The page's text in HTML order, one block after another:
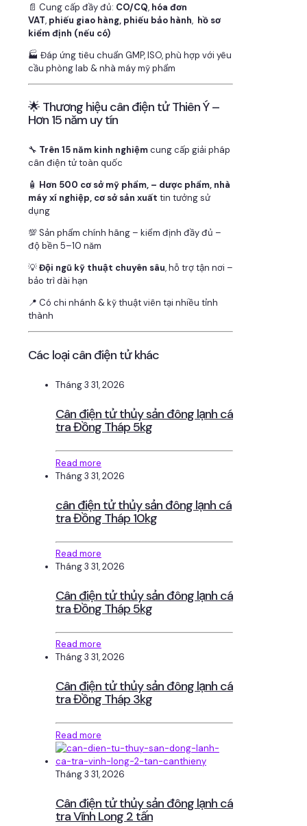
📄 Cung cấp đầy đủ: CO/CQ, hóa đơn
VAT, phiếu giao hàng, phiếu bảo hành, hồ sơ
kiểm định (nếu có)
🏭 Đáp ứng tiêu chuẩn GMP, ISO, phù hợp với yêu
cầu phòng lab & nhà máy mỹ phẩm
🌟 Thương hiệu cân điện tử Thiên Ý –
Hơn 15 năm uy tín
🔧 Trên 15 năm kinh nghiệmcung cấp giải pháp
cân điện tử toàn quốc
🧴 Hơn 500 cơ sở mỹ phẩm, – dược phẩm, nhà
máy xí nghiệp, cơ sở sản xuất tin tưởng sử
dụng
💯 Sản phẩm chính hãng – kiểm định đầy đủ –
độ bền 5–10 năm
💡Đội ngũ kỹ thuật chuyên sâu, hỗ trợ tận nơi –
bảo trì dài hạn
📍 Có chi nhánh & kỹ thuật viên tại nhiều tỉnh
thành
Các loại cân điện tử khác
Tháng 3 31, 2026
Cân điện tử thủy sản đông lạnh cá
tra Đồng Tháp 5kg
Read more
Tháng 3 31, 2026
cân điện tử thủy sản đông lạnh cá
tra Đồng Tháp 10kg
Read more
Tháng 3 31, 2026
Cân điện tử thủy sản đông lạnh cá
tra Đồng Tháp 5kg
Read more
Tháng 3 31, 2026
Cân điện tử thủy sản đông lạnh cá
tra Đồng Tháp 3kg
Read more
Tháng 3 31, 2026
Cân điện tử thủy sản đông lạnh cá
tra Vĩnh Long 2 tấn